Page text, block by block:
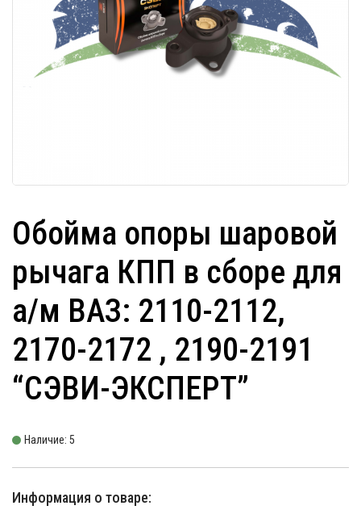
Обойма опоры шаровой
рычага КПП в сборе для
а/м ВАЗ: 2110-2112,
2170-2172 , 2190-2191
“СЭВИ-ЭКСПЕРТ”
Наличие: 5
Информация о товаре: